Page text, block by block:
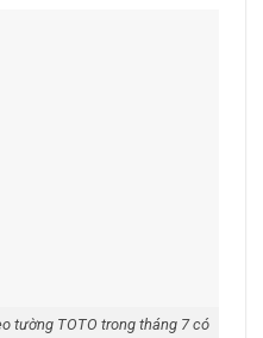
tường TOTO trong tháng 7 có